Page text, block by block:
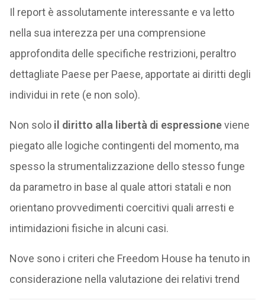
Il report è assolutamente interessante e va letto
nella sua interezza per una comprensione
approfondita delle specifiche restrizioni, peraltro
dettagliate Paese per Paese, apportate ai diritti degli
individui in rete (e non solo).
Non solo il diritto alla libertà di espressioneviene
piegato alle logiche contingenti del momento, ma
spesso la strumentalizzazione dello stesso funge
da parametro in base al quale attori statali e non
orientano provvedimenti coercitivi quali arresti e
intimidazioni fisiche in alcuni casi.
Nove sono i criteri che Freedom House ha tenuto in
considerazione nella valutazione dei relativi trend